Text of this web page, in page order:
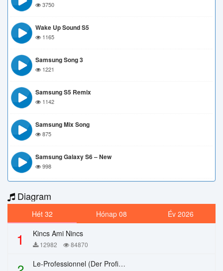
3750
Wake Up Sound S5
1165
Samsung Song 3
1221
Samsung S5 Remix
1142
Samsung Mix Song
875
Samsung Galaxy S6 – New
998
Diagram
Hét 32 Hónap 08 Év 2026
1 Kincs Ami Nincs
12982 84870
Le-Professionnel (Der Profi) – Chi Mai